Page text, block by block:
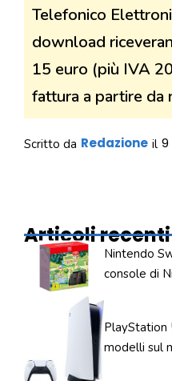
Telefonico
download
15 euro (più IVA
fattura a partire da
Scritto da Redazione il 9
Articoli recenti
Nintendo
console di
PlayStation
modelli sul